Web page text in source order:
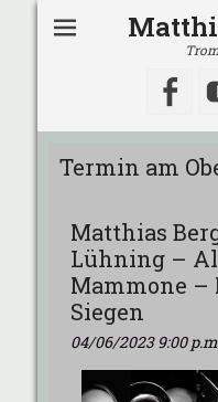
Termin am
Matthias
Lühning –
Mammone –
Siegen
04/06/2023 9:00